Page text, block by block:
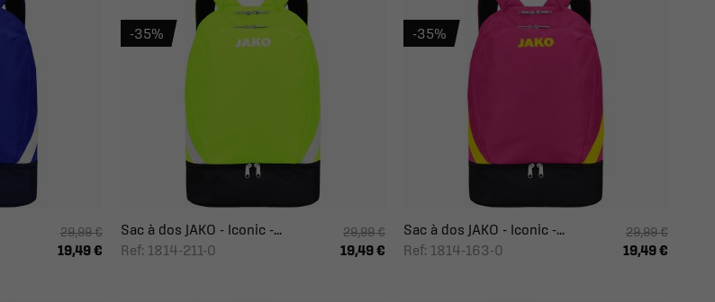
29,99 €
19,49 €
Sac à dos JAKO - Iconic -...
Ref: 1814-211-0
29,99 €
19,49 €
-35%
Sac à dos JAKO - Iconic -...
Ref: 1814-163-0
29,99 €
19,49 €
-35%